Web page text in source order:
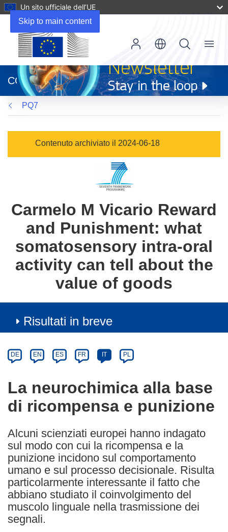
Skip to main content
Un sito ufficiale dell’UE
apre
in
una
nuova
finestra)
CORDIS
Menu
PQ7
Contenuto archiviato il 2024-06-18
Carmelo M Vicario Reward
and Punishment: what
somatosensory intra-oral
activity can tell about the
value of goods
Risultati in breve
Category
Article
available
the
following
languages:
DE EN ES FR IT PL
La neurochimica alla base
di ricompensa e punizione
Alcuni scienziati europei hanno indagato
sul modo con cui la ricompensa e la
punizione incidono sul comportamento
umano e sul processo decisionale. Risulta
particolarmente interessante il fatto che
abbiano studiato il coinvolgimento del
muscolo linguale nella trasmissione dei
segnali.